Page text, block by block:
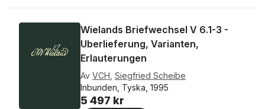
Wielands Briefwechsel V 6.1-3 -
Uberlieferung, Varianten,
Erlauterungen
Av VCH Siegfried Scheibe
Inbunden, Tyska, 1995
5 497 kr